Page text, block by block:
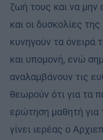
ζωή τους και να μην
και οι δυσκολίες
κυνηγούν τα όνειρά
και υπομονή, ενώ
αναλαμβάνουν τις
θεωρούν ότι για τα
ερώτηση μαθητή
γίνει ιερέας ο